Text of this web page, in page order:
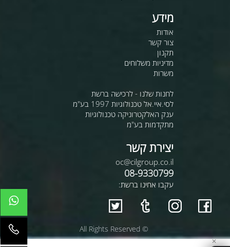
מידע
אודות
צור קשר
תקנון
מדיניות משלוחים
משרות
לחנות שלנו - לרכישה ברשת
לסי.איי.אל טכנולוגיות 1997 בע"מ
ענק האלקטרוניקה טכנולוגיות
מתקדמות בע"מ
יצירת קשר
oc@cilgroup.co.il
08-9330799
עקבו אחינו ברשת:
© All Rights Reserved
✕